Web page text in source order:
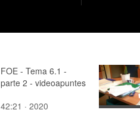
FOE - Tema 6.1 -
parte 2 - videoapuntes
42:21 · 2020